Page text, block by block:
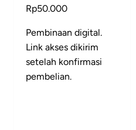
Rp50.000
Pembinaan digital.
Link akses dikirim
setelah konfirmasi
pembelian.